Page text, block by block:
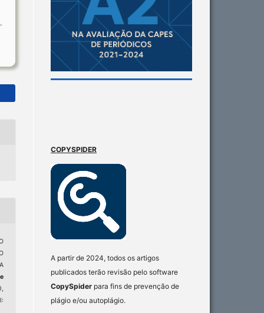
COPYSPIDER
A partir de 2024, todos os artigos
publicados terão revisão pelo software
CopySpider para fins de prevenção de
plágio e/ou autoplágio.